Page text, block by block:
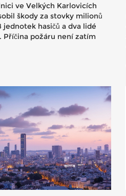
ve Velkých Karlovicích
škody za stovky milionů
jednotek hasičů a dva lidé
Příčina požáru není zatím